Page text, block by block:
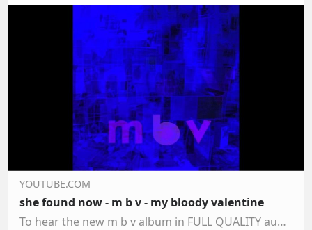
YOUTUBE.COM
she found now - m b v - my bloody valentine
To hear the new m b v album in FULL QUALITY audio BUY NOW from http://www.mybloodyvalentine.org/Catalogue.aspx. This track has been uploaded to YouTube at re…